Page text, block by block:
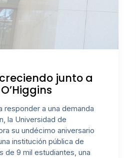
creciendo junto a
responder a una demanda
la Universidad de
su undécimo aniversario
institución pública de
de 9 mil estudiantes, una